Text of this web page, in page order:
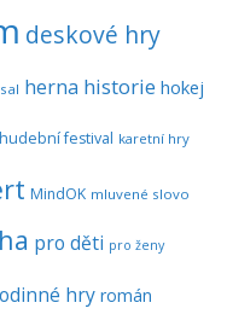
deskové hry
herna historie hokej
hudební festival karetní hry
MindOK mluvené slovo
pro děti pro ženy
hry román